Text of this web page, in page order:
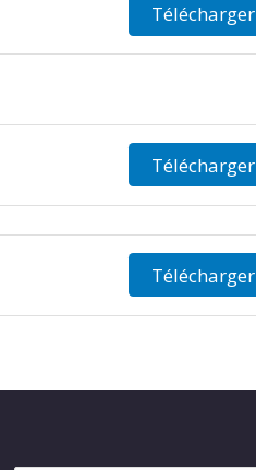
Télécharger
Télécharger
Télécharger